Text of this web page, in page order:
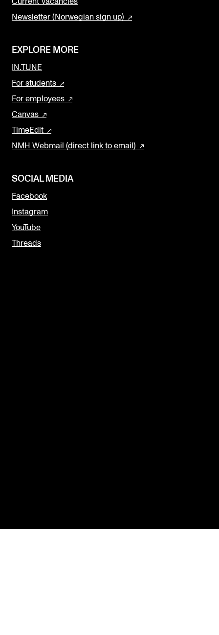
Newsletter (Norwegian sign up)
EXPLORE MORE
IN.TUNE
For students
For employees
Canvas
TimeEdit
NMH Webmail (direct link to email)
SOCIAL MEDIA
Facebook
Instagram
YouTube
Threads